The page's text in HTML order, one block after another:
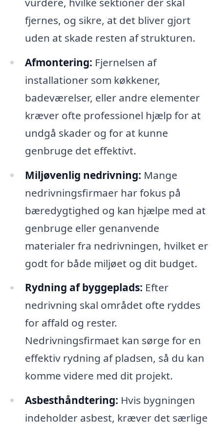
fjernes, og sikre, at det bliver gjort
uden at skade resten af strukturen.
Afmontering: Fjernelsen af
installationer som køkkener,
badeværelser, eller andre elementer
kræver ofte professionel hjælp for at
undgå skader og for at kunne
genbruge det effektivt.
Miljøvenlig nedrivning: Mange
nedrivningsfirmaer har fokus på
bæredygtighed og kan hjælpe med at
genbruge eller genanvende
materialer fra nedrivningen, hvilket er
godt for både miljøet og dit budget.
Rydning af byggeplads: Efter
nedrivning skal området ofte ryddes
for affald og rester.
Nedrivningsfirmaet kan sørge for en
effektiv rydning af pladsen, så du kan
komme videre med dit projekt.
Asbesthåndtering: Hvis bygningen
indeholder asbest, kræver det særlige